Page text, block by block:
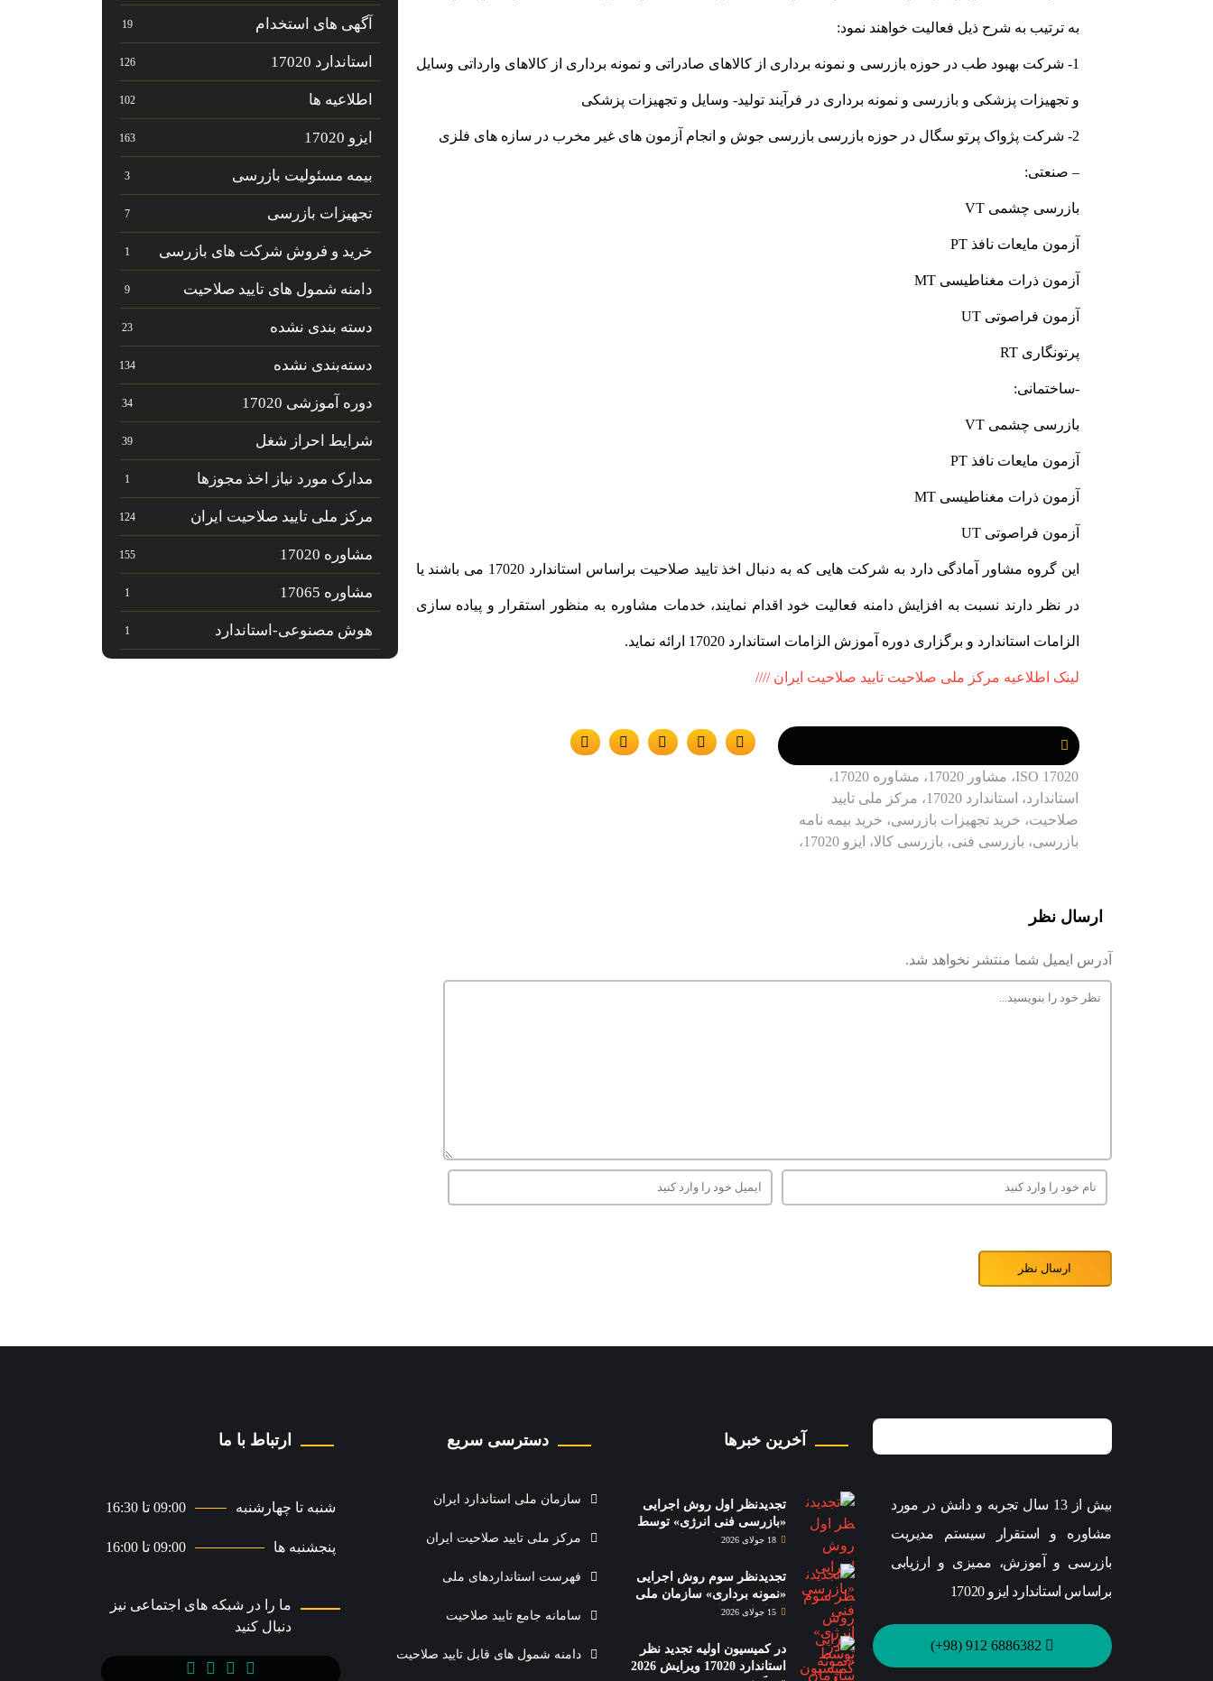
به ترتیب به شرح ذیل فعالیت خواهند نمود:
1- شرکت بهبود طب در حوزه بازرسی و نمونه برداری از کالاهای صادراتی و نمونه برداری از کالاهای وارداتی وسایل
و تجهیزات پزشکی و بازرسی و نمونه برداری در فرآیند تولید- وسایل و تجهیزات پزشکی
2- شرکت پژواک پرتو سگال در حوزه بازرسی بازرسی جوش و انجام آزمون های غیر مخرب در سازه های فلزی
– صنعتی:
بازرسی چشمی VT
آزمون مایعات نافذ PT
آزمون ذرات مغناطیسی MT
آزمون فراصوتی UT
پرتونگاری RT
-ساختمانی:
بازرسی چشمی VT
آزمون مایعات نافذ PT
آزمون ذرات مغناطیسی MT
آزمون فراصوتی UT
این گروه مشاور آمادگی دارد به شرکت هایی که به دنبال اخذ تایید صلاحیت براساس استاندارد 17020 می باشند یا
در نظر دارند نسبت به افزایش دامنه فعالیت خود اقدام نمایند، خدمات مشاوره به منظور استقرار و پیاده سازی
الزامات استاندارد و برگزاری دوره آموزش الزامات استاندارد 17020 ارائه نماید.
لینک اطلاعیه مرکز ملی صلاحیت تایید صلاحیت ایران ////
ISO 17020، مشاور 17020، مشاوره 17020،
استاندارد، استاندارد 17020، مرکز ملی تایید
صلاحیت، خرید تجهیزات بازرسی، خرید بیمه نامه
بازرسی، بازرسی فنی، بازرسی کالا، ایزو 17020،
ارسال نظر
آدرس ایمیل شما منتشر نخواهد شد.
آگهی های استخدام 19
استاندارد 17020 126
اطلاعیه ها 102
ایزو 17020 163
بیمه مسئولیت بازرسی 3
تجهیزات بازرسی 7
خرید و فروش شرکت های بازرسی 1
دامنه شمول های تایید صلاحیت 9
دسته بندی نشده 23
دسته‌بندی نشده 134
دوره آموزشی 17020 34
شرایط احراز شغل 39
مدارک مورد نیاز اخذ مجوزها 1
مرکز ملی تایید صلاحیت ایران 124
مشاوره 17020 155
مشاوره 17065 1
هوش مصنوعی-استاندارد 1
بیش از 13 سال تجربه و دانش در مورد
مشاوره و استقرار سیستم مدیریت
بازرسی و آموزش، ممیزی و ارزیابی
براساس استاندارد ایزو 17020
6886382 912 (98+)
آخرین خبرها
تجدیدنظر اول روش اجرایی
«بازرسی فنی انرژی» توسط
سازمان ملی استاندارد منتشر
18 جولای 2026
تجدیدنظر سوم روش اجرایی
«نمونه برداری» سازمان ملی
استاندارد ایران منتشر شد.
15 جولای 2026
در کمیسیون اولیه تجدید نظر
استاندارد 17020 ویرایش 2026
دسترسی سریع
سازمان ملی استاندارد ایران
مرکز ملی تایید صلاحیت ایران
فهرست استانداردهای ملی
سامانه جامع تایید صلاحیت
دامنه شمول های قابل تایید صلاحیت
ارتباط با ما
شنبه تا چهارشنبه 09:00 تا 16:30
پنجشنبه ها 09:00 تا 16:00
ما را در شبکه های اجتماعی نیز
دنبال کنید